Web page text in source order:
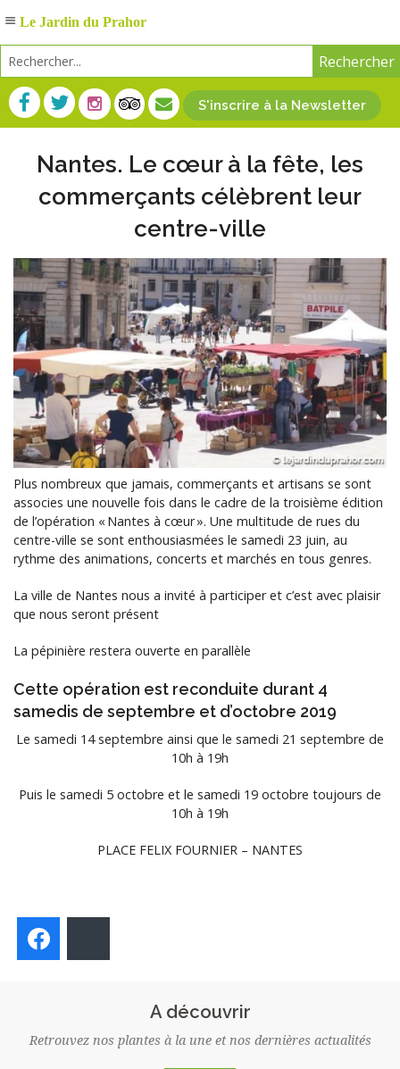
S'inscrire à la Newsletter
Nantes. Le cœur à la fête, les
commerçants célèbrent leur
centre-ville
Plus nombreux que jamais, commerçants et artisans se sont
associes une nouvelle fois dans le cadre de la troisième édition
de l’opération « Nantes à cœur ». Une multitude de rues du
centre-ville se sont enthousiasmées le samedi 23 juin, au
rythme des animations, concerts et marchés en tous genres.
La ville de Nantes nous a invité à participer et c’est avec plaisir
que nous seront présent
La pépinière restera ouverte en parallèle
Cette opération est reconduite durant 4
samedis de septembre et d’octobre 2019
Le samedi 14 septembre ainsi que le samedi 21 septembre de
10h à 19h
Puis le samedi 5 octobre et le samedi 19 octobre toujours de
10h à 19h
PLACE FELIX FOURNIER – NANTES
A découvrir
Retrouvez nos plantes à la une et nos dernières actualités
Le Jardin du Prahor